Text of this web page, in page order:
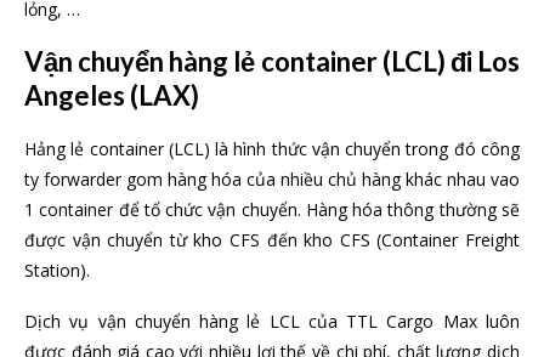
lỏng, …
Vận chuyển hàng lẻ container (LCL) đi Los
Angeles (LAX)
Hảng lẻ container (LCL) là hình thức vận chuyển trong đó công
ty forwarder gom hàng hóa của nhiều chủ hàng khác nhau vao
1 container để tổ chức vận chuyển. Hàng hóa thông thường sẽ
được vận chuyển từ kho CFS đến kho CFS (Container Freight
Station).
Dịch vụ vận chuyển hàng lẻ LCL của TTL Cargo Max luôn
được đánh giá cao với nhiều lợi thế về chi phí, chất lượng dịch